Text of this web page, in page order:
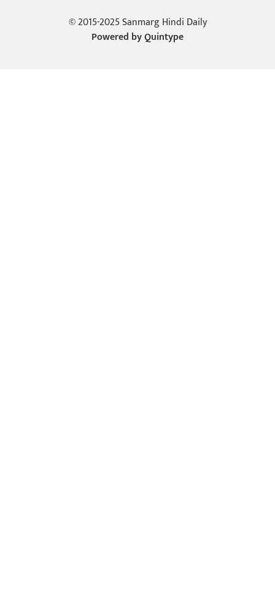
© 2015-2025 Sanmarg Hindi Daily
Powered byQuintype